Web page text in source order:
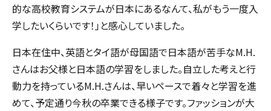
的な高校教育システムが日本にあるなんて、私がもう一度入
学したいくらいです！」と感心していました。
日本在住中、英語とタイ語が母国語で日本語が苦手なM.H.
さんはお父様と日本語の学習をしました。自立した考えと行
動力を持っているM.H.さんは、早いペースで着々と学習を進
めて、予定通り今秋の卒業できる様子です。ファッションが大